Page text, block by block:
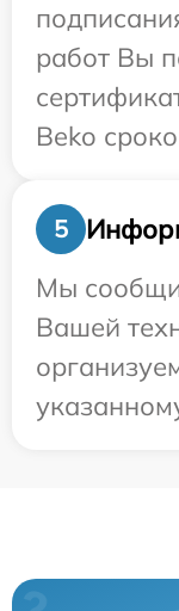
работ Вы
Beko
5
Мы
Вашей